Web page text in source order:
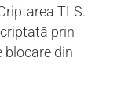
TLS.
prin
blocare din